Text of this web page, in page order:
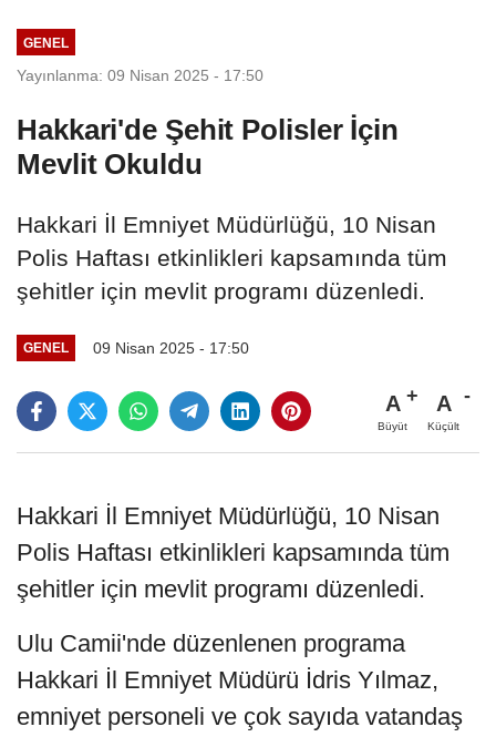
GENEL
Yayınlanma: 09 Nisan 2025 - 17:50
Hakkari'de Şehit Polisler İçin
Mevlit Okuldu
Hakkari İl Emniyet Müdürlüğü, 10 Nisan
Polis Haftası etkinlikleri kapsamında tüm
şehitler için mevlit programı düzenledi.
GENEL 09 Nisan 2025 - 17:50
A
Büyüt
A
Küçült
Hakkari İl Emniyet Müdürlüğü, 10 Nisan
Polis Haftası etkinlikleri kapsamında tüm
şehitler için mevlit programı düzenledi.
Ulu Camii'nde düzenlenen programa
Hakkari İl Emniyet Müdürü İdris Yılmaz,
emniyet personeli ve çok sayıda vatandaş